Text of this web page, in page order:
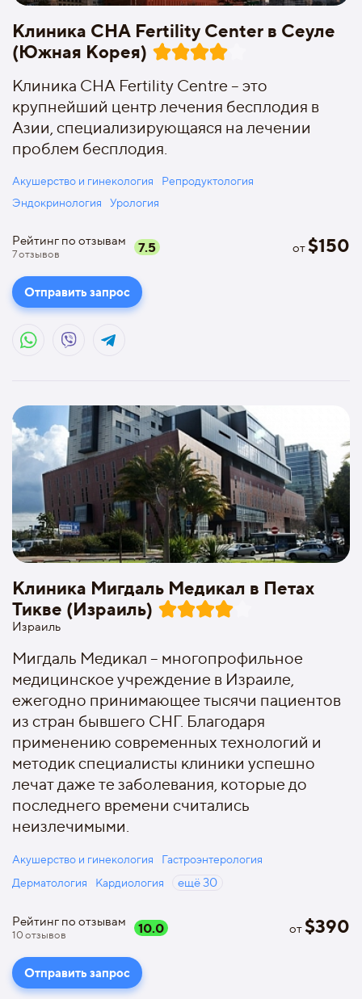
Клиника CHA Fertility Center в Сеуле
(Южная Корея)
Клиника CHA Fertility Centre – это
крупнейший центр лечения бесплодия в
Азии, специализирующаяся на лечении
проблем бесплодия.
Акушерство и гинекология
Репродуктология
Эндокринология
Урология
Рейтинг по отзывам
7отзывов 7.5 от$150
Отправить запрос
Клиника Мигдаль Медикал в Петах
Тикве (Израиль)
Израиль
Мигдаль Медикал – многопрофильное
медицинское учреждение в Израиле,
ежегодно принимающее тысячи пациентов
из стран бывшего СНГ. Благодаря
применению современных технологий и
методик специалисты клиники успешно
лечат даже те заболевания, которые до
последнего времени считались
неизлечимыми.
Акушерство и гинекология
Гастроэнтерология
Дерматология
Кардиология ещё30
Рейтинг по отзывам
10отзывов 10.0 от$390
Отправить запрос